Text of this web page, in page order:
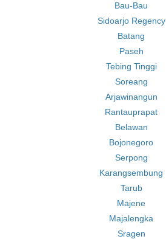
Bau-Bau
Sidoarjo Regency
Batang
Paseh
Tebing Tinggi
Soreang
Arjawinangun
Rantauprapat
Belawan
Bojonegoro
Serpong
Karangsembung
Tarub
Majene
Majalengka
Sragen